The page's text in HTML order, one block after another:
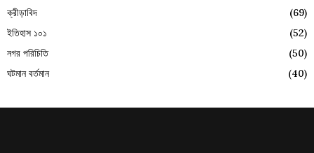
ক্রীড়াবিদ
(69)
ইতিহাস ১০১
(52)
নগর পরিচিতি
(50)
ঘটমান বর্তমান
(40)